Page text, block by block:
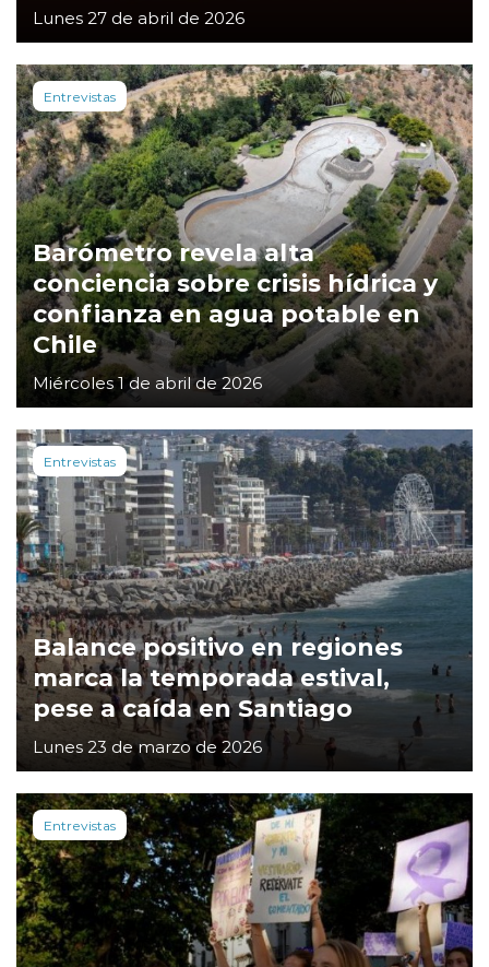
Lunes 27 de abril de 2026
Entrevistas
Barómetro revela alta
conciencia sobre crisis hídrica y
confianza en agua potable en
Chile
Miércoles 1 de abril de 2026
Entrevistas
Balance positivo en regiones
marca la temporada estival,
pese a caída en Santiago
Lunes 23 de marzo de 2026
Entrevistas